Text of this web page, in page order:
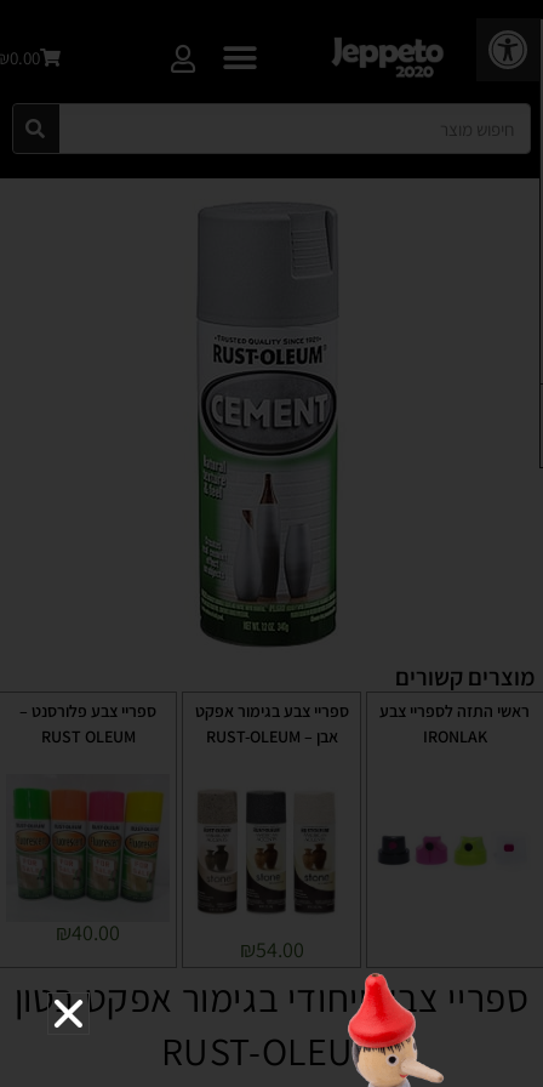
פתח סרגל נגישות
₪0.00
מוצרים קשורים
ראשי התזה לספריי צבע
IRONLAK
ספריי צבע בגימור אפקט
אבן – RUST-OLEUM
₪54.00
ספריי צבע פלורסנט –
RUST OLEUM
₪40.00
ספריי צבע ייחודי בגימור אפקט בטון
RUST-OLEUM